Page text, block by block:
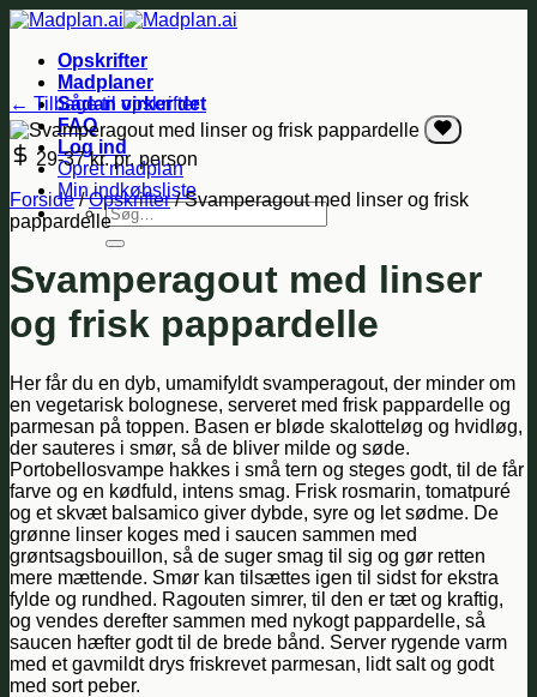
Fortsæt
indholdOpskrifter
Madplaner
Sådan virker det
FAQ
Log ind
Opret madplan
Min indkøbsliste
Søg
efter:
← Tilbage til opskrifter
29-37 kr. pr. person
Forside/Opskrifter/Svamperagout med linser og frisk
pappardelle
Svamperagout med linser
og frisk pappardelle
Her får du en dyb, umamifyldt svamperagout, der minder om
en vegetarisk bolognese, serveret med frisk pappardelle og
parmesan på toppen. Basen er bløde skalotteløg og hvidløg,
der sauteres i smør, så de bliver milde og søde.
Portobellosvampe hakkes i små tern og steges godt, til de får
farve og en kødfuld, intens smag. Frisk rosmarin, tomatpuré
og et skvæt balsamico giver dybde, syre og let sødme. De
grønne linser koges med i saucen sammen med
grøntsagsbouillon, så de suger smag til sig og gør retten
mere mættende. Smør kan tilsættes igen til sidst for ekstra
fylde og rundhed. Ragouten simrer, til den er tæt og kraftig,
og vendes derefter sammen med nykogt pappardelle, så
saucen hæfter godt til de brede bånd. Server rygende varm
med et gavmildt drys friskrevet parmesan, lidt salt og godt
med sort peber.